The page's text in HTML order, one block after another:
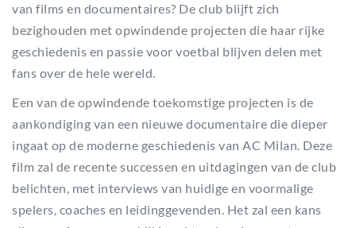
van films en documentaires? De club blijft zich
bezighouden met opwindende projecten die haar rijke
geschiedenis en passie voor voetbal blijven delen met
fans over de hele wereld.
Een van de opwindende toekomstige projecten is de
aankondiging van een nieuwe documentaire die dieper
ingaat op de moderne geschiedenis van AC Milan. Deze
film zal de recente successen en uitdagingen van de club
belichten, met interviews van huidige en voormalige
spelers, coaches en leidinggevenden. Het zal een kans